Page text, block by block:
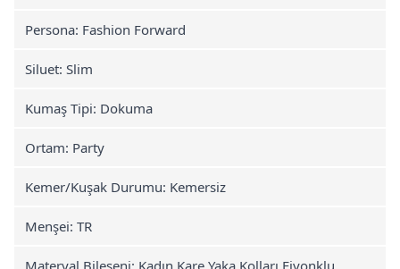
Persona: Fashion Forward
Siluet: Slim
Kumaş Tipi: Dokuma
Ortam: Party
Kemer/Kuşak Durumu: Kemersiz
Menşei: TR
Materyal Bileşeni: Kadın Kare Yaka Kolları Fiyonklu